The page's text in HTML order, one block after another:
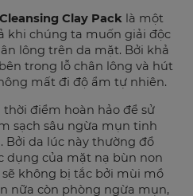
Clay Pack là một
khi chúng ta muốn giải độc
lông trên da mặt. Bởi khả
trong lỗ chân lông và hút
mất đi độ ẩm tự nhiên.
điểm hoàn hảo để sử
sạch sâu ngừa mụn tinh
Bởi da lúc này thường đổ
dụng của mặt nạ bùn non
không bị tắc bởi mùi mồ
nữa còn phòng ngừa mụn,